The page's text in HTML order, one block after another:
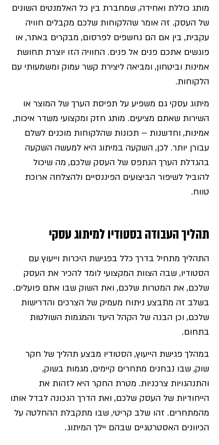
מותג כוללת ואחידה, שמחברת בין כל האלמנטים השונים
של העסק. זה אומר שהלקוחות שלכם מקבלים חוויה
עקבית, בין אם הם נחשפים לפרסום, מבקרים באתר, או
פוגשים אתכם פנים אל פנים. החוויה הזו יוצרת תחושת
אמינות וביטחון, ומביאה ליצירת קשר עמוק ומשמעותי עם
הלקוחות.
מיתוג עסקי גם משפיע על תפיסת הערך של המוצר או
השירות שאתם מציעים. מותג חזק ומקצועי משדר איכות,
אמינות, וחדשנות – תכונות שהלקוחות מוכנים לשלם
עבורן יותר. לכן, השקעה במיתוג היא למעשה השקעה
בהגדלת הערך הנתפס של העסק שלכם, מה שיכול
להוביל לשיפור הביצועים הפיננסיים ולהצלחה ארוכת
טווח.
תהליך העבודה בסטודיו למיתוג עסקי
התהליך מתחיל בדרך כלל בפגישת היכרות וייעוץ עם
הסטודיו, שבה הצוות המקצועי לומד להכיר את העסק
שלכם, את המטרות שלכם, ואת השוק שבו אתם פועלים.
בשלב זה מתבצע ניתוח מעמיק של הצרכים והדרישות
שלכם, וכן הבנה של הקהל היעד והמגמות השולטות
בתחום.
במהלך פגישת הייעוץ, הסטודיו מבצע תהליך של חקר
שוק, שבו נבחנים מתחרים קיימים, מגמות בשוק,
והתנהגויות צרכניות. מטרת החקר היא לזהות את
הייחודיות של העסק שלכם, ואת הדרך הנכונה לבדל אותו
מהמתחרים. זהו שלב קריטי, שבו מתקבלת ההחלטה על
הכיוונים האסטרטגיים שבהם יילך המיתוג.